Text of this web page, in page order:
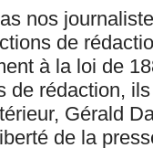
nos
de
à la loi de
rédaction, ils
Gérald
de la